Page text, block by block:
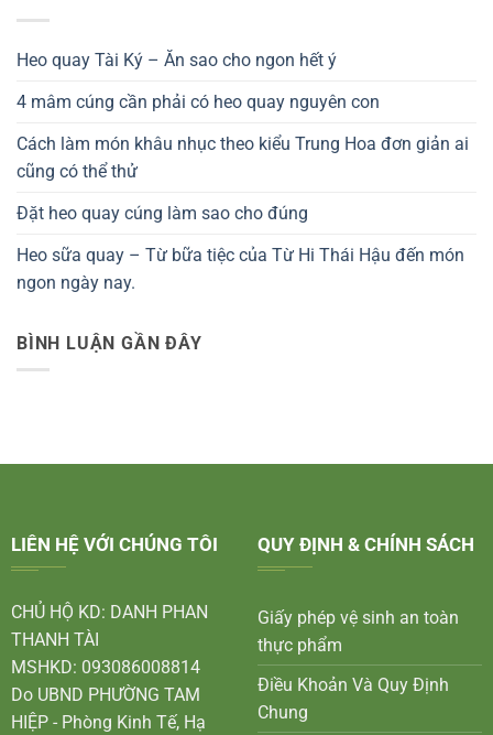
Heo quay Tài Ký – Ăn sao cho ngon hết ý
4 mâm cúng cần phải có heo quay nguyên con
Cách làm món khâu nhục theo kiểu Trung Hoa đơn giản ai
cũng có thể thử
Đặt heo quay cúng làm sao cho đúng
Heo sữa quay – Từ bữa tiệc của Từ Hi Thái Hậu đến món
ngon ngày nay.
BÌNH LUẬN GẦN ĐÂY
LIÊN HỆ VỚI CHÚNG TÔI
CHỦ HỘ KD: DANH PHAN
THANH TÀI
MSHKD: 093086008814
Do UBND PHƯỜNG TAM
HIỆP - Phòng Kinh Tế, Hạ
QUY ĐỊNH & CHÍNH SÁCH
Giấy phép vệ sinh an toàn
thực phẩm
Điều Khoản Và Quy Định
Chung